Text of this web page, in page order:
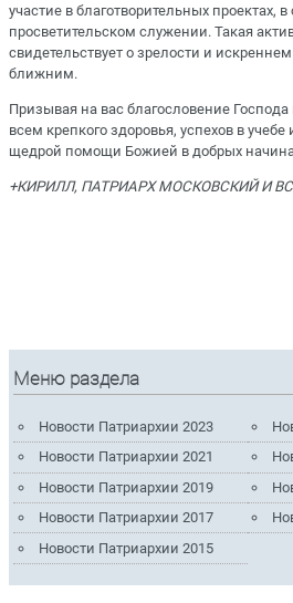
участие в благотворительных проектах,
просветительском служении. Такая
свидетельствует о зрелости и
ближним.
Призывая на вас благословение
всем крепкого здоровья, успехов в
щедрой помощи Божией в добрых
+КИРИЛЛ, ПАТРИАРХ МОСКОВСКИЙ И
Меню раздела
Новости Патриархии 2023
Новости Патриархии 2021
Новости Патриархии 2019
Новости Патриархии 2017
Новости Патриархии 2015